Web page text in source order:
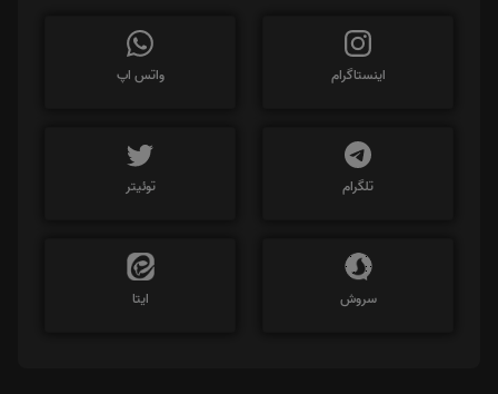
اینستاگرام واتس اپ
تلگرام توئیتر
سروش ایتا